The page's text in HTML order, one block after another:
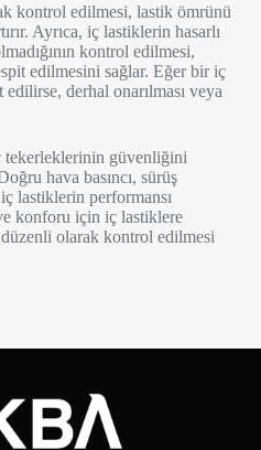
kontrol edilmesi, lastik ömrünü
Ayrıca, iç lastiklerin hasarlı
kontrol edilmesi,
edilmesini sağlar. Eğer bir iç
derhal onarılması veya
tekerleklerinin güvenliğini
hava basıncı, sürüş
lastiklerin performansı
konforu için iç lastiklere
olarak kontrol edilmesi